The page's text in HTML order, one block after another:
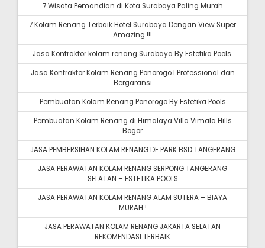
7 Wisata Pemandian di Kota Surabaya Paling Murah
7 Kolam Renang Terbaik Hotel Surabaya Dengan View Super
Amazing !!!
Jasa Kontraktor kolam renang Surabaya By Estetika Pools
Jasa Kontraktor Kolam Renang Ponorogo I Professional dan
Bergaransi
Pembuatan Kolam Renang Ponorogo By Estetika Pools
Pembuatan Kolam Renang di Himalaya Villa Vimala Hills
Bogor
JASA PEMBERSIHAN KOLAM RENANG DE PARK BSD TANGERANG
JASA PERAWATAN KOLAM RENANG SERPONG TANGERANG
SELATAN – ESTETIKA POOLS
JASA PERAWATAN KOLAM RENANG ALAM SUTERA – BIAYA
MURAH !
JASA PERAWATAN KOLAM RENANG JAKARTA SELATAN
REKOMENDASI TERBAIK